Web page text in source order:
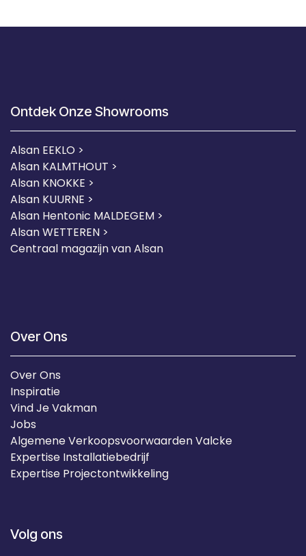
Ontdek Onze Showrooms
Alsan EEKLO >
Alsan KALMTHOUT >
Alsan KNOKKE >
Alsan KUURNE >
Alsan Hentonic MALDEGEM >
Alsan WETTEREN >
Centraal magazijn van Alsan
Over Ons
Over Ons
Inspiratie
Vind Je Vakman
Jobs
Algemene Verkoopsvoorwaarden Valcke
Expertise Installatiebedrijf
Expertise Projectontwikkeling
Volg ons